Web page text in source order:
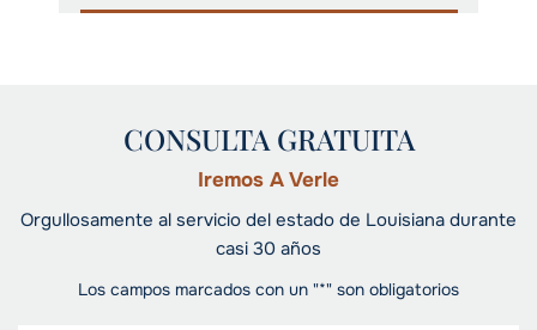
CONSULTA GRATUITA
Iremos A Verle
Orgullosamente al servicio del estado de Louisiana durante
casi 30 años
Los campos marcados con un "*" son obligatorios